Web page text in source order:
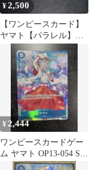
¥2,500
【ワンピースカード】
ヤマト【パラレル】
【SR】【1枚】
¥ 2,444
ワンピースカードゲー
ム ヤマト OP13-054 SR
パラレル